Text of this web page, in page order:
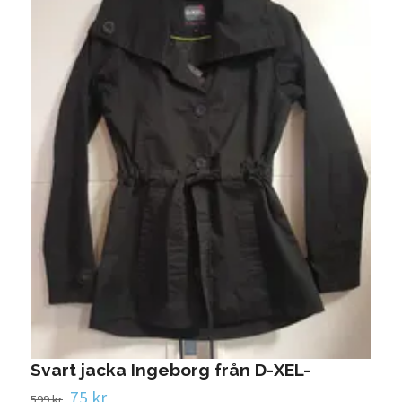
Svart jacka Ingeborg från D-XEL-
75 kr